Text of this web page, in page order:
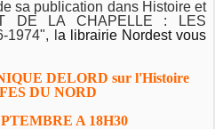
sa publication dans Histoire et
DE LA CHAPELLE : LES
l a librairie Nordest vous
DELORD sur l'Histoire
DU NORD
A 18H30